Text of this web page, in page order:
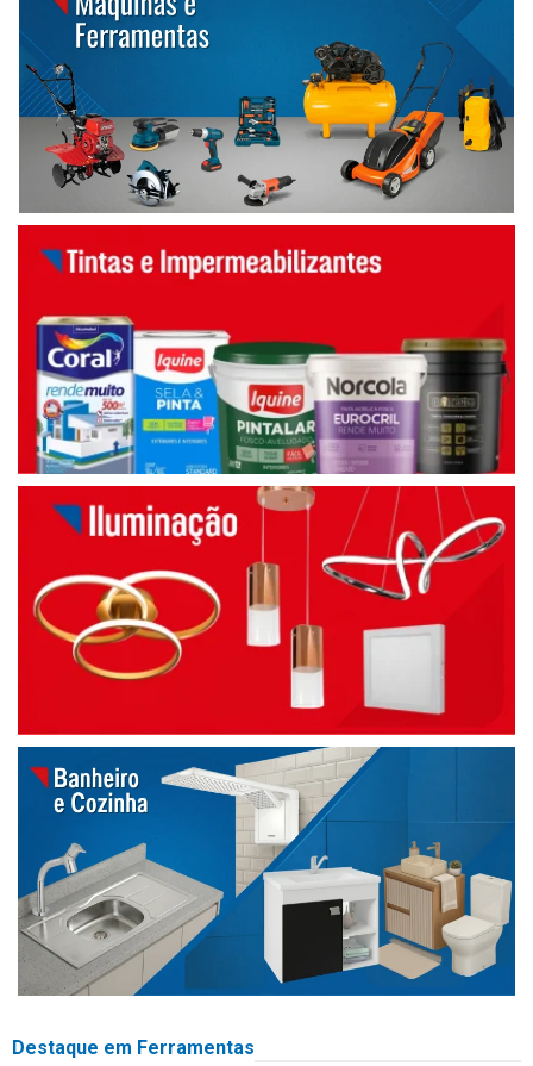
Destaque em Ferramentas